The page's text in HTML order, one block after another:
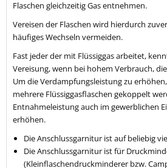
Flaschen gleichzeitig Gas entnehmen.
Vereisen der Flaschen wird hierdurch
häufiges Wechseln vermeiden.
Fast jeder der mit Flüssiggas arbeitet,
Vereisung, wenn bei hohem Verbrauch,
Um die Verdampfungsleistung zu
mehrere Flüssiggasflaschen gekoppelt
Entnahmeleistung auch im gewerblichen
erhöhen.
Die Anschlussgarnitur ist auf beliebig
Die Anschlussgarnitur ist für
(Kleinflaschendruckminderer bzw.